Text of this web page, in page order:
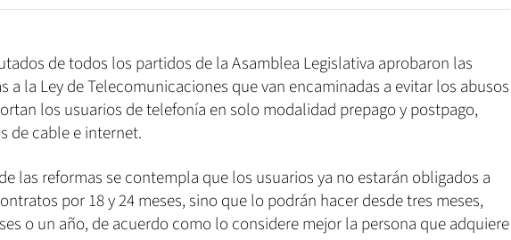
de todos los partidos de la Asamblea Legislativa aprobaron las
a la Ley de Telecomunicaciones que van encaminadas a evitar los abusos
los usuarios de telefonía en solo modalidad prepago y postpago,
de cable e internet.
las reformas se contempla que los usuarios ya no estarán obligados a
por 18 y 24 meses, sino que lo podrán hacer desde tres meses,
o un año, de acuerdo como lo considere mejor la persona que adquiere